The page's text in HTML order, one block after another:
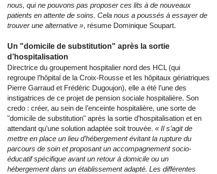
nous, qui ne pouvons pas proposer ces lits à de nouveaux
patients en attente de soins. Cela nous a poussés à essayer de
trouver une alternative », résume Dominique Soupart.
Un "domicile de substitution" après la sortie
d’hospitalisation
Directrice du groupement hospitalier nord des HCL (qui
regroupe l’hôpital de la Croix-Rousse et les hôpitaux gériatriques
Pierre Garraud et Frédéric Dugoujon), elle a été l’une des
instigatrices de ce projet de pension sociale hospitalière. Son
credo : créer, au sein de l’enceinte hospitalière, une sorte de
"domicile de substitution" après la sortie d’hospitalisation et en
attendant qu’une solution adaptée soit trouvée. « Il s’agit de
mettre en place un lieu d’hébergement évitant la rupture du
parcours de soin et proposant un accompagnement socio-
éducatif spécifique avant un retour à domicile ou un
hébergement dans un établissement adapté. Les différentes